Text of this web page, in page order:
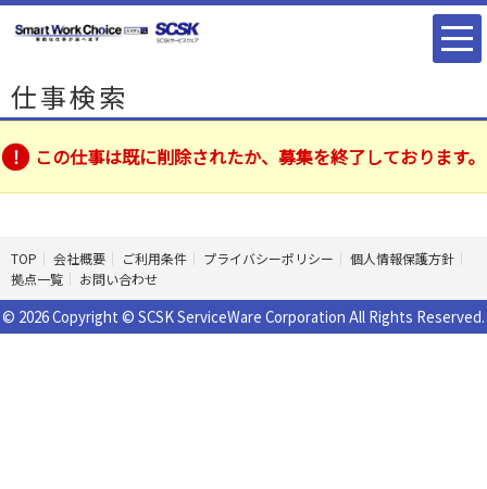
仕事検索
この仕事は既に削除されたか、募集を終了しております。
TOP 会社概要 ご利用条件 プライバシーポリシー
個人情報保護方針
拠点一覧
お問い合わせ
© 2026 Copyright © SCSK ServiceWare Corporation All Rights Reserved.